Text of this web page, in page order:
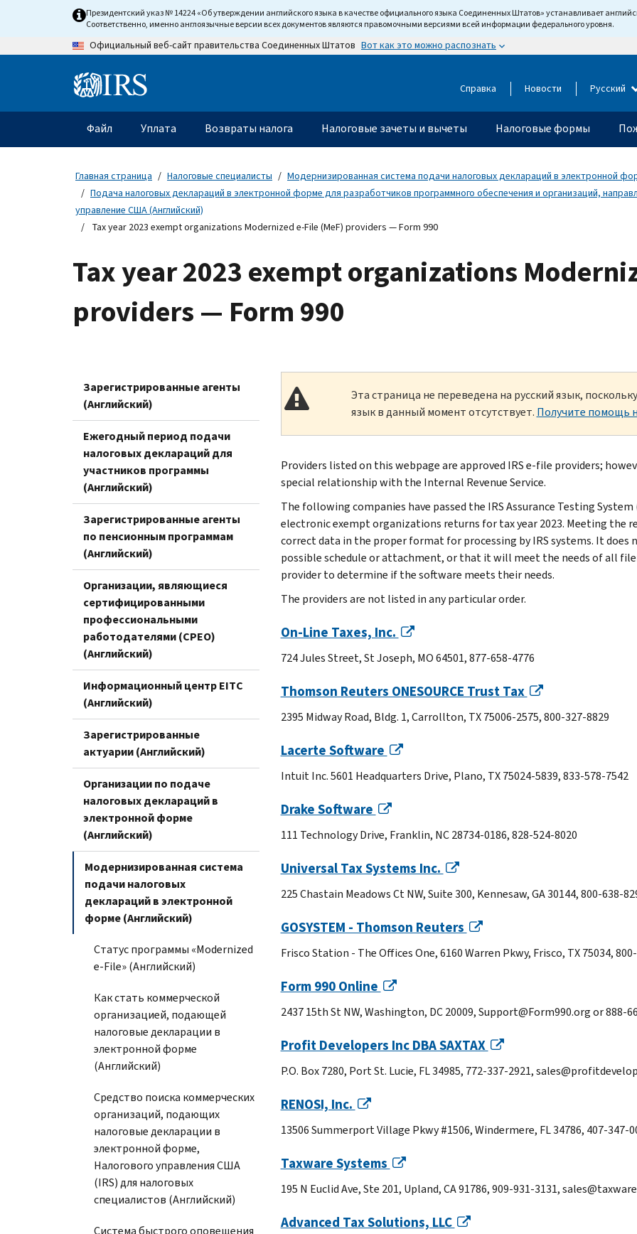
content
Президентский указ № 14224 «Об утверждении английского языка в качестве официального языка Соединенных Штатов» устанавливает
Соответственно, именно англоязычные версии всех документов являются правомочными версиями всей информации федерального уровня.
Официальный веб-сайт правительства Соединенных Штатов Вот как это можно распознать
Information Справка Новости Русский
Главное
меню
Файл Уплата Возвраты налога Налоговые зачеты и вычеты Налоговые формы
Главная страница Налоговые специалисты
Модернизированная система подачи налоговых деклараций в электронной
Подача налоговых деклараций в электронной форме для разработчиков программного обеспечения и организаций,
управление США (Английский)
Tax year 2023 exempt organizations Modernized e-File (MeF) providers — Form 990
Tax year 2023 exempt organizations
providers — Form 990
Зарегистрированные агенты
(Английский)
Ежегодный период подачи
налоговых деклараций для
участников программы
(Английский)
Зарегистрированные агенты
по пенсионным программам
(Английский)
Организации, являющиеся
сертифицированными
профессиональными
работодателями (CPEO)
(Английский)
Информационный центр EITC
(Английский)
Зарегистрированные
актуарии (Английский)
Организации по подаче
налоговых деклараций в
электронной форме
(Английский)
Модернизированная система
подачи налоговых
деклараций в электронной
форме (Английский)
Статус программы «Modernized
e-File» (Английский)
Как стать коммерческой
организацией, подающей
налоговые декларации в
электронной форме
(Английский)
Средство поиска коммерческих
организаций, подающих
налоговые декларации в
электронной форме,
Налогового управления США
(IRS) для налоговых
специалистов (Английский)
Система быстрого оповещения
Эта страница не переведена на русский язык,
язык в данный момент отсутствует. Получите помощь
Providers listed on this webpage are approved IRS e-file providers;
special relationship with the Internal Revenue Service.
The following companies have passed the IRS Assurance Testing
electronic exempt organizations returns for tax year 2023. Meeting the
correct data in the proper format for processing by IRS systems. It does
possible schedule or attachment, or that it will meet the needs of all
provider to determine if the software meets their needs.
The providers are not listed in any particular order.
On-Line Taxes, Inc.
724 Jules Street, St Joseph, MO 64501, 877-658-4776
Thomson Reuters ONESOURCE Trust Tax
2395 Midway Road, Bldg. 1, Carrollton, TX 75006-2575, 800-327-8829
Lacerte Software
Intuit Inc. 5601 Headquarters Drive, Plano, TX 75024-5839, 833-578-7542
Drake Software
111 Technology Drive, Franklin, NC 28734-0186, 828-524-8020
Universal Tax Systems Inc.
225 Chastain Meadows Ct NW, Suite 300, Kennesaw, GA 30144, 800-638-
GOSYSTEM - Thomson Reuters
Frisco Station - The Offices One, 6160 Warren Pkwy, Frisco, TX 75034,
Form 990 Online
2437 15th St NW, Washington, DC 20009, Support@Form990.org or 888-
Profit Developers Inc DBA SAXTAX
P.O. Box 7280, Port St. Lucie, FL 34985, 772-337-2921,
RENOSI, Inc.
13506 Summerport Village Pkwy #1506, Windermere, FL 34786, 407-347-
Taxware Systems
195 N Euclid Ave, Ste 201, Upland, CA 91786, 909-931-3131,
Advanced Tax Solutions, LLC